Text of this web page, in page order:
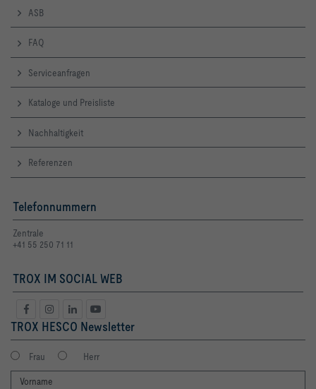
ASB
FAQ
Serviceanfragen
Kataloge und Preisliste
Nachhaltigkeit
Referenzen
Telefonnummern
Zentrale
+41 55 250 71 11
TROX IM SOCIAL WEB
TROX HESCO Newsletter
Frau Herr